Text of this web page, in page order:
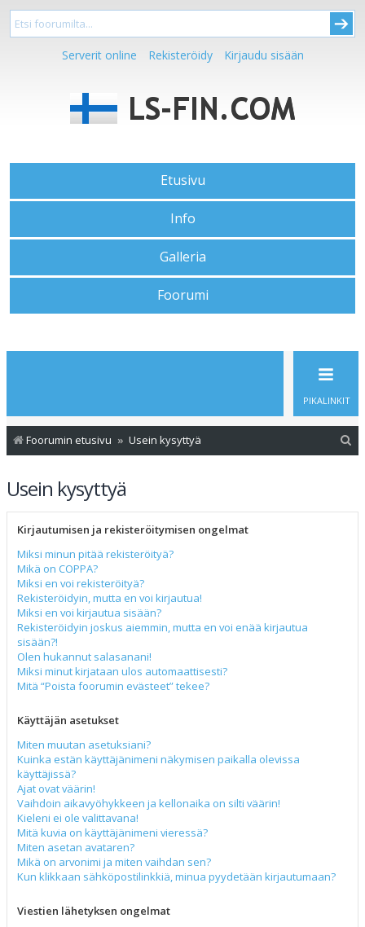
Serverit online Rekisteröidy Kirjaudu sisään
Etusivu
Info
Galleria
Foorumi
PIKALINKIT
Foorumin etusivu Usein kysyttyä
Usein kysyttyä
Kirjautumisen ja rekisteröitymisen ongelmat
Miksi minun pitää rekisteröityä?
Mikä on COPPA?
Miksi en voi rekisteröityä?
Rekisteröidyin, mutta en voi kirjautua!
Miksi en voi kirjautua sisään?
Rekisteröidyin joskus aiemmin, mutta en voi enää kirjautua
sisään?!
Olen hukannut salasanani!
Miksi minut kirjataan ulos automaattisesti?
Mitä “Poista foorumin evästeet” tekee?
Käyttäjän asetukset
Miten muutan asetuksiani?
Kuinka estän käyttäjänimeni näkymisen paikalla olevissa
käyttäjissä?
Ajat ovat väärin!
Vaihdoin aikavyöhykkeen ja kellonaika on silti väärin!
Kieleni ei ole valittavana!
Mitä kuvia on käyttäjänimeni vieressä?
Miten asetan avataren?
Mikä on arvonimi ja miten vaihdan sen?
Kun klikkaan sähköpostilinkkiä, minua pyydetään kirjautumaan?
Viestien lähetyksen ongelmat